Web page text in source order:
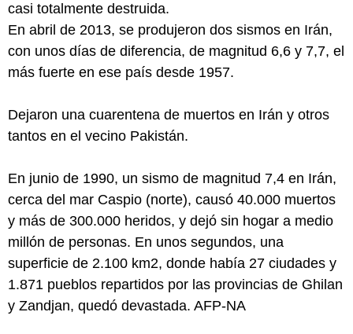
casi totalmente destruida.
En abril de 2013, se produjeron dos sismos en Irán,
con unos días de diferencia, de magnitud 6,6 y 7,7, el
más fuerte en ese país desde 1957.
Dejaron una cuarentena de muertos en Irán y otros
tantos en el vecino Pakistán.
En junio de 1990, un sismo de magnitud 7,4 en Irán,
cerca del mar Caspio (norte), causó 40.000 muertos
y más de 300.000 heridos, y dejó sin hogar a medio
millón de personas. En unos segundos, una
superficie de 2.100 km2, donde había 27 ciudades y
1.871 pueblos repartidos por las provincias de Ghilan
y Zandjan, quedó devastada. AFP-NA